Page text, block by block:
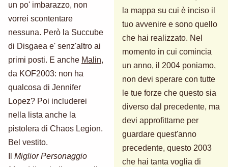
un po' imbarazzo, non
vorrei scontentare
nessuna. Però la Succube
di Disgaea e' senz'altro ai
primi posti. E anche Malin,
da KOF2003: non ha
qualcosa di Jennifer
Lopez? Poi includerei
nella lista anche la
pistolera di Chaos Legion.
Bel vestito.
Miglior Personaggio
la mappa su cui è inciso il
tuo avvenire e sono quello
che hai realizzato. Nel
momento in cui comincia
un anno, il 2004 poniamo,
non devi sperare con tutte
le tue forze che questo sia
diverso dal precedente, ma
devi approfittarne per
guardare quest'anno
precedente, questo 2003
che hai tanta voglia di